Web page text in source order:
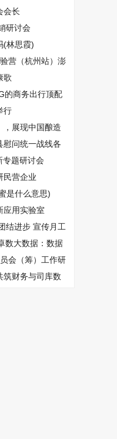
会长
研讨会
(林思霞)
营（杭州站）澎
歌
的商务出行顶配
行
，展现中国酿造
慰问统一战线各
专题研讨会
民营企业
是什么意思)
应用实验室
结进步 宣传月工
数大数据：数据
会（筹）工作研
筑财务与司库数